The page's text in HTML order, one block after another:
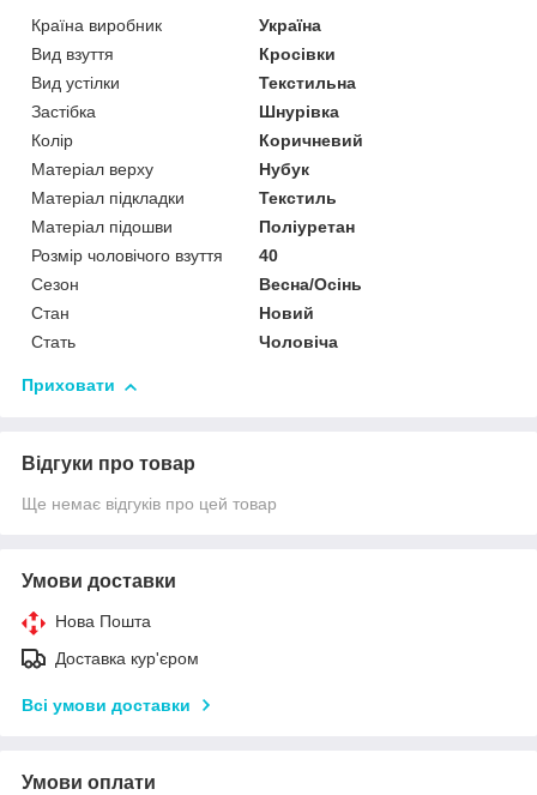
Країна виробник
Україна
Вид взуття
Кросівки
Вид устілки
Текстильна
Застібка
Шнурівка
Колір
Коричневий
Матеріал верху
Нубук
Матеріал підкладки
Текстиль
Матеріал підошви
Поліуретан
Розмір чоловічого взуття
40
Сезон
Весна/Осінь
Стан
Новий
Стать
Чоловіча
Приховати
Відгуки про товар
Ще немає відгуків про цей товар
Умови доставки
Нова Пошта
Доставка кур'єром
Всі умови доставки
Умови оплати